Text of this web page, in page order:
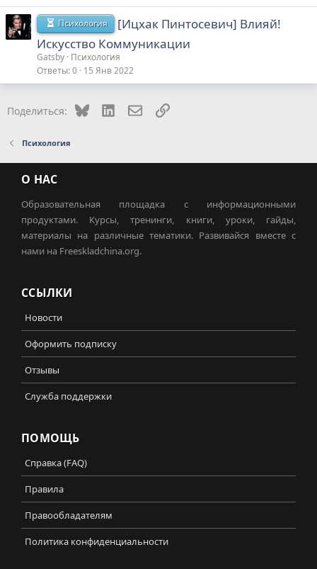
Психология
[Ицхак Пинтосевич] Влияй!
Искусство Коммуникации
Gatsby Психология
Ответы 0 15 Янв 2022
Поделиться: Bluesky LinkedInЭлектронная почта
Ссылка
Психология
О НАС
Образовательная площадка с информационными
продуктами. Курсы, тренинги, книги, уроки, гайды,
материалы на различные тематики. Развивайся вместе с
нами на Freeskladchina.org.
ССЫЛКИ
Новости
Оформить подписку
Отзывы
Служба поддержки
ПОМОЩЬ
Справка (FAQ)
Правила
Правообладателям
Политика конфиденциальности